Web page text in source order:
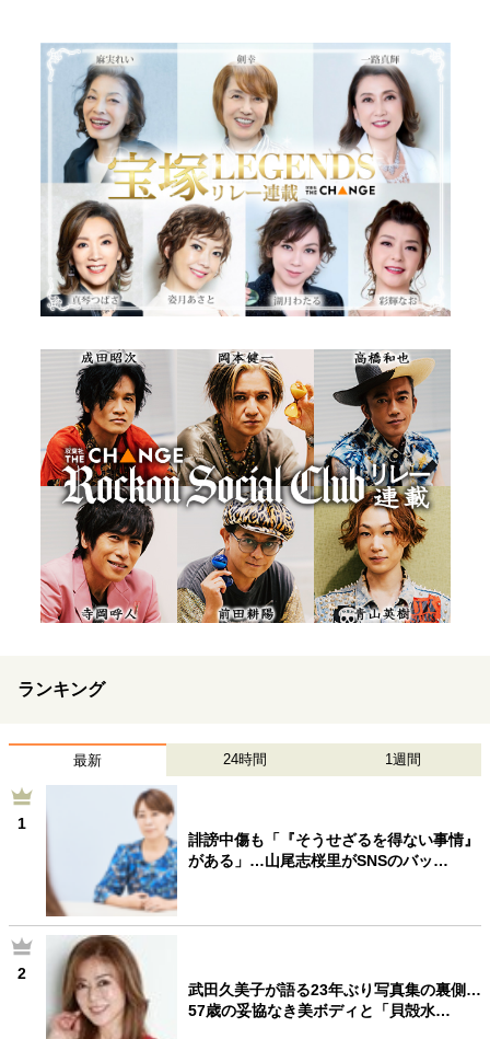
ランキング
最新 24時間 1週間
1
誹謗中傷も「『そうせざるを得ない事情』
がある」…山尾志桜里がSNSのバッ…
2
武田久美子が語る23年ぶり写真集の裏側…
57歳の妥協なき美ボディと「貝殻水…